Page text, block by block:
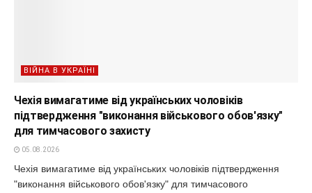
ВІЙНА В УКРАЇНІ
Чехія вимагатиме від українських чоловіків
підтвердження "виконання військового обов'язку"
для тимчасового захисту
05.08.2026
Чехія вимагатиме від українських чоловіків підтвердження
"виконання військового обов'язку" для тимчасового